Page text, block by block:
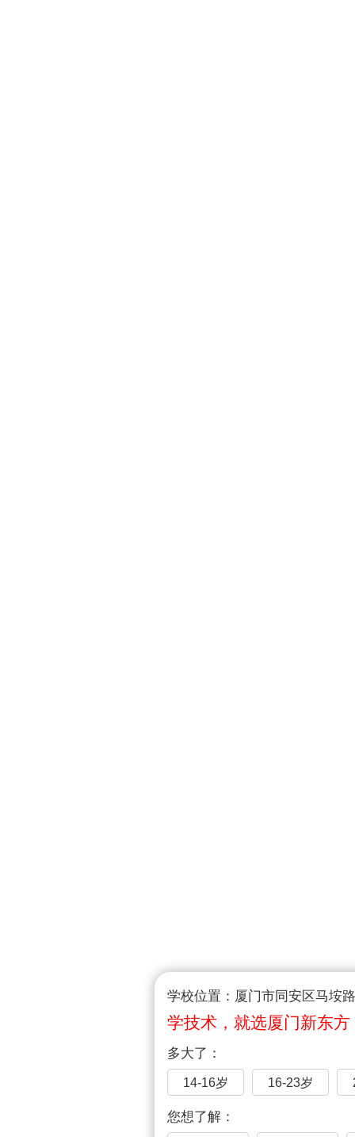
学校位置：厦门市同安区马垵
学技术，就选厦门新东方
多大了：
14-16岁 16-23岁
您想了解：